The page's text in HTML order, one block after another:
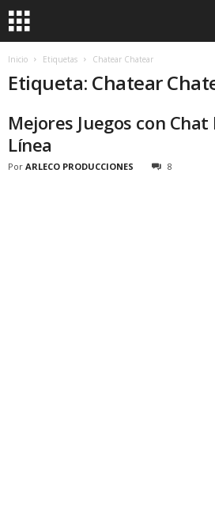
Inicio Etiquetas Chatear Chatear
Etiqueta: Chatear
Mejores Juegos con
Línea
Por ARLECO PRODUCCIONES 8